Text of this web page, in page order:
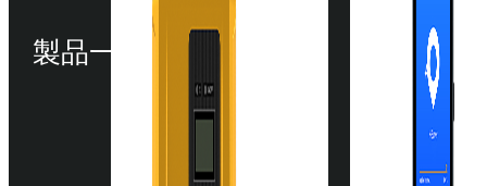
製品一覧